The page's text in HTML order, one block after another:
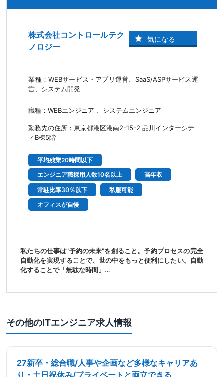
株式会社コントロールテク
ノロジー
業種：WEBサービス・アプリ運営、SaaS/ASPサービス運
営、システム開発
職種：WEBエンジニア 、システムエンジニア
勤務先の住所：東京都港区港南2-15-2 品川インターシテ
ィB棟5階
平均残業20時間以下
エンジニア職採用人数10名以上
高年収
常駐比率30％以下
私服可能
オフィスが自慢
私たちの仕事は"予約の未来"を創ること。予約プロセスの完全
自動化を実現することで、世の中をもっと便利にしたい。自動
化することで「無駄な時間」…
その他のITエンジニア求人情報
27新卒・総合職/人事や企画など多様なキャリアあ